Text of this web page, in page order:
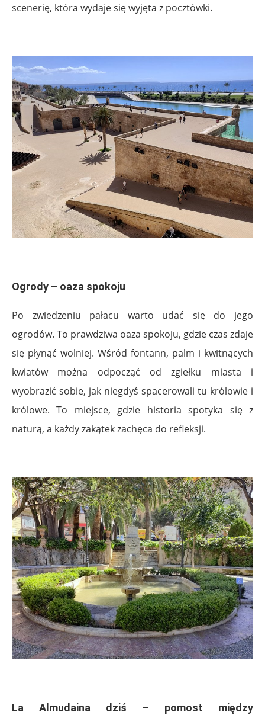
scenerię, która wydaje się wyjęta z pocztówki.
Ogrody – oaza spokoju
Po zwiedzeniu pałacu warto udać się do jego
ogrodów. To prawdziwa oaza spokoju, gdzie czas zdaje
się płynąć wolniej. Wśród fontann, palm i kwitnących
kwiatów można odpocząć od zgiełku miasta i
wyobrazić sobie, jak niegdyś spacerowali tu królowie i
królowe. To miejsce, gdzie historia spotyka się z
naturą, a każdy zakątek zachęca do refleksji.
La Almudaina dziś – pomost między